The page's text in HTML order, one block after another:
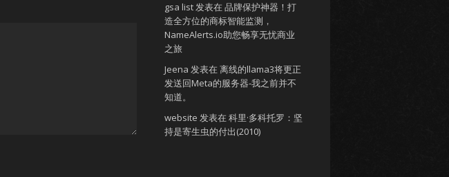
gsa list发表在 品牌保护神器！打
造全方位的商标智能监测，
NameAlerts.io助您畅享无忧商业
之旅
Jeena 发表在 离线的llama3将更正
发送回Meta的服务器-我之前并不
知道。
website 发表在 科里·多科托罗：坚
持是寄生虫的付出(2010)